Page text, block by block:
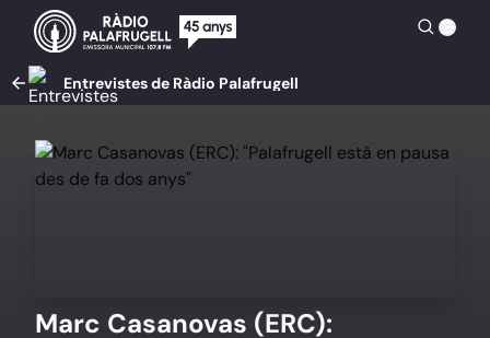
Entrevistes de Ràdio Palafrugell
Marc Casanovas (ERC):